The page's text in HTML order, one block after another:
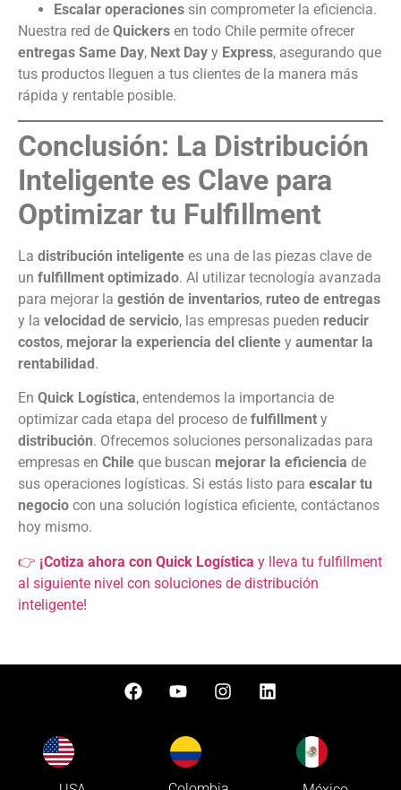
Escalar operaciones sin comprometer la eficiencia.
Nuestra red de Quickers en todo Chile permite ofrecer
entregas Same Day, Next Day y Express, asegurando que
tus productos lleguen a tus clientes de la manera más
rápida y rentable posible.
Conclusión: La Distribución
Inteligente es Clave para
Optimizar tu Fulfillment
La distribución inteligente es una de las piezas clave de
un fulfillment optimizado. Al utilizar tecnología avanzada
para mejorar la gestión de inventarios, ruteo de entregas
y la velocidad de servicio, las empresas pueden reducir
costos, mejorar la experiencia del cliente y aumentar la
rentabilidad.
En Quick Logística, entendemos la importancia de
optimizar cada etapa del proceso de fulfillment y
distribución. Ofrecemos soluciones personalizadas para
empresas en Chile que buscan mejorar la eficiencia de
sus operaciones logísticas. Si estás listo para escalar tu
negocio con una solución logística eficiente, contáctanos
hoy mismo.
👉 ¡Cotiza ahora con Quick Logística y lleva tu fulfillment
al siguiente nivel con soluciones de distribución
inteligente!